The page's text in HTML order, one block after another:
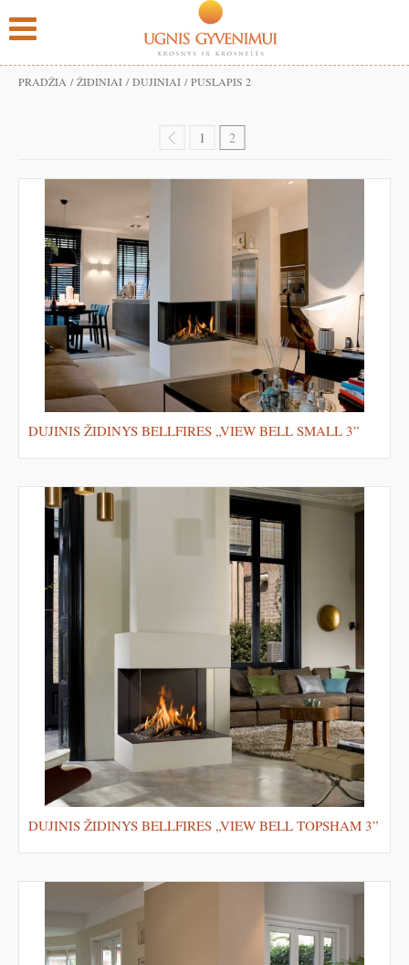
PRADŽIA /ŽIDINIAI /DUJINIAI / PUSLAPIS 2
1 2
DUJINIS ŽIDINYS BELLFIRES „VIEW BELL SMALL 3”
DUJINIS ŽIDINYS BELLFIRES „VIEW BELL TOPSHAM 3”